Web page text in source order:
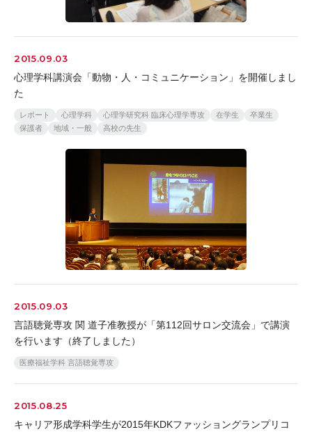
2015.09.03
心理学科講演会「動物・人・コミュニケーション」を開催しまし
た
レポート 心理学科 心理学研究科 臨床心理学専攻 在学生
卒業生
保護者
地域・一般 高校の先生
2015.09.03
言語聴覚専攻 関 道子准教授が「第112回サロン交流会」で講演
を行います（終了しました）
医療福祉学科 言語聴覚専攻
2015.08.25
キャリア形成学科学生が2015年KDKファッショングランプリコ